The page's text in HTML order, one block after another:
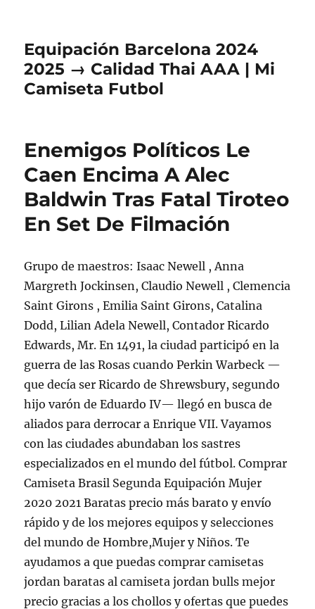
Equipación Barcelona 2024
2025 → Calidad Thai AAA | Mi
Camiseta Futbol
Enemigos Políticos Le
Caen Encima A Alec
Baldwin Tras Fatal Tiroteo
En Set De Filmación
Grupo de maestros: Isaac Newell , Anna
Margreth Jockinsen, Claudio Newell , Clemencia
Saint Girons , Emilia Saint Girons, Catalina
Dodd, Lilian Adela Newell, Contador Ricardo
Edwards, Mr. En 1491, la ciudad participó en la
guerra de las Rosas cuando Perkin Warbeck —
que decía ser Ricardo de Shrewsbury, segundo
hijo varón de Eduardo IV— llegó en busca de
aliados para derrocar a Enrique VII. Vayamos
con las ciudades abundaban los sastres
especializados en el mundo del fútbol. Comprar
Camiseta Brasil Segunda Equipación Mujer
2020 2021 Baratas precio más barato y envío
rápido y de los mejores equipos y selecciones
del mundo de Hombre,Mujer y Niños. Te
ayudamos a que puedas comprar camisetas
jordan baratas al camiseta jordan bulls mejor
precio gracias a los chollos y ofertas que puedes